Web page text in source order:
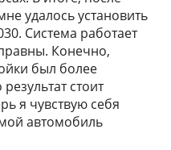
удалось установить
Система работает
Конечно,
был более
стоит
я чувствую себя
автомобиль